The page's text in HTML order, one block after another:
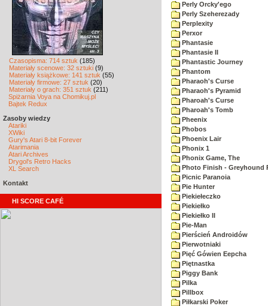
Czasopisma: 714 sztuk (185)
Materiały scenowe: 32 sztuki (9)
Materiały książkowe: 141 sztuk (55)
Materiały firmowe: 27 sztuk (20)
Materiały o grach: 351 sztuk (211)
Spiżarnia Voya na Chomikuj.pl
Bajtek Redux
Zasoby wiedzy
Atariki
XWiki
Gury's Atari 8-bit Forever
Atarimania
Atari Archives
Drygol's Retro Hacks
XL Search
Kontakt
HI SCORE CAFÉ
Perly Orcky'ego
Perly Szeherezady
Perplexity
Perxor
Phantasie
Phantasie II
Phantastic Journey
Phantom
Pharaoh's Curse
Pharaoh's Pyramid
Pharoah's Curse
Pharoah's Tomb
Pheenix
Phobos
Phoenix Lair
Phonix 1
Phonix Game, The
Photo Finish - Greyhound
Picnic Paranoia
Pie Hunter
Piekiełeczko
Piekiełko
Piekiełko II
Pie-Man
Pierścień Androidów
Pierwotniaki
Pięć Gówien Eepcha
Piętnastka
Piggy Bank
Pilka
Pillbox
Piłkarski Poker